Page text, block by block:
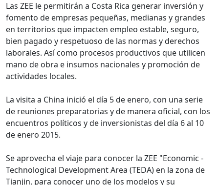
Las ZEE le permitirán a Costa Rica generar inversión y
fomento de empresas pequeñas, medianas y grandes
en territorios que impacten empleo estable, seguro,
bien pagado y respetuoso de las normas y derechos
laborales. Así como procesos productivos que utilicen
mano de obra e insumos nacionales y promoción de
actividades locales.
La visita a China inició el día 5 de enero, con una serie
de reuniones preparatorias y de manera oficial, con los
encuentros políticos y de inversionistas del día 6 al 10
de enero 2015.
Se aprovecha el viaje para conocer la ZEE "Economic -
Technological Development Area (TEDA) en la zona de
Tianjin, para conocer uno de los modelos y su